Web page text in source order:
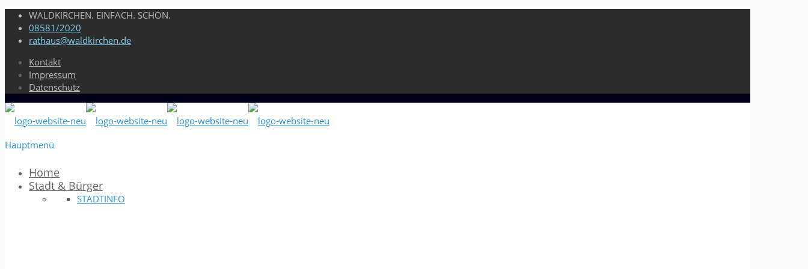
WALDKIRCHEN. EINFACH. SCHÖN.
08581/2020
rathaus@waldkirchen.de
Kontakt
Impressum
Datenschutz
Hauptmenü
Home
Stadt & Bürger
STADTINFO